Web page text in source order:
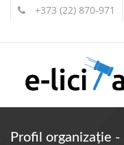
+373 (22) 870-971
Profil organizație -